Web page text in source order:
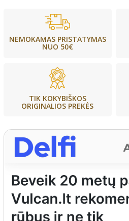
NEMOKAMAS PRISTATYMAS
NUO 50€
TIK KOKYBIŠKOS
ORIGINALIOS PREKĖS